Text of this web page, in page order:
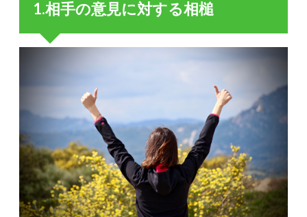
に対
相槌
understand”,“Of
Course”,“Copy
that”
1.2.
1-2.
「なるほ
ど」の“I
see”と“Now
I see”
1.3.
1-3.共感や理
1.相手の意見に対する相槌